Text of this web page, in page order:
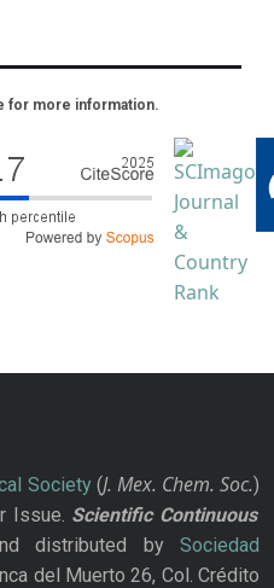
for more information.
Society(J. Mex. Chem. Soc.)
Issue. Scientific Continuous
distributed bySociedad
del Muerto 26, Col. Crédito